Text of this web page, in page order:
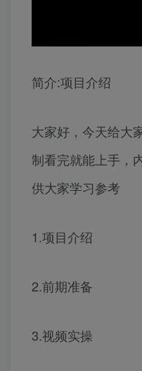
简介:项目介绍
大家好，今天给大
制看完就能上手，
供大家学习参考
1.项目介绍
2.前期准备
3.视频实操